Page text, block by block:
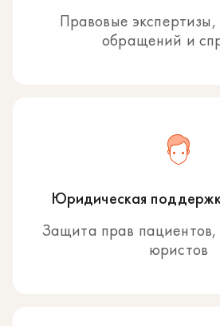
Правовые экспертизы,
обращений и
Юридическая
Защита прав пациентов,
юристов